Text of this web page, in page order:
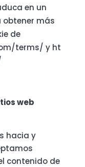
en un
obtener más
de
terms/ y ht
web
hacia y
contenido de